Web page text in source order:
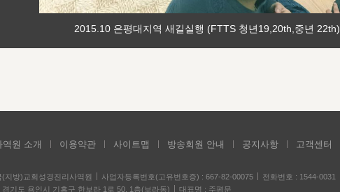
2015.10 은평대지역 새길실행 (FTTS 청년19,20th,중년 22th)
역원 소개 이용약관 사이트맵 방송회원 안내 공지사항
고객센터
(지방)교회성경진리사역원 사업자등록번호(고유번호증) : 667-82-00075
전화번호 : 1544-0031
경기도 용인시 기흥구 한보라 1로 50, 1층(보라동)
대표명 : 주평문